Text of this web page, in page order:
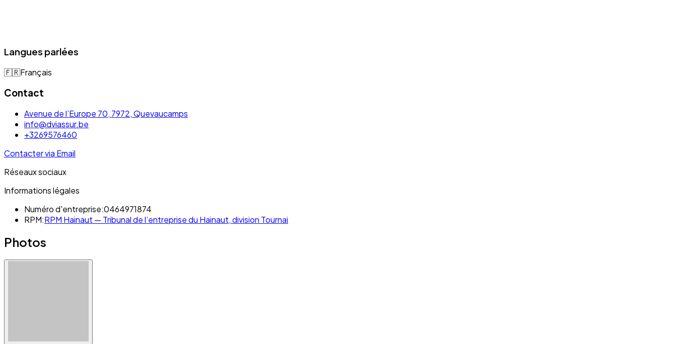
Langues parlées
🇫🇷Français
Contact
Avenue de l’Europe 70, 7972, Quevaucamps
info@dviassur.be
+3269576460
Contacter via Email
Réseaux sociaux
Informations légales
Numéro d'entreprise:0464971874
RPM:RPM Hainaut — Tribunal de l’entreprise du Hainaut, division Tournai
Photos